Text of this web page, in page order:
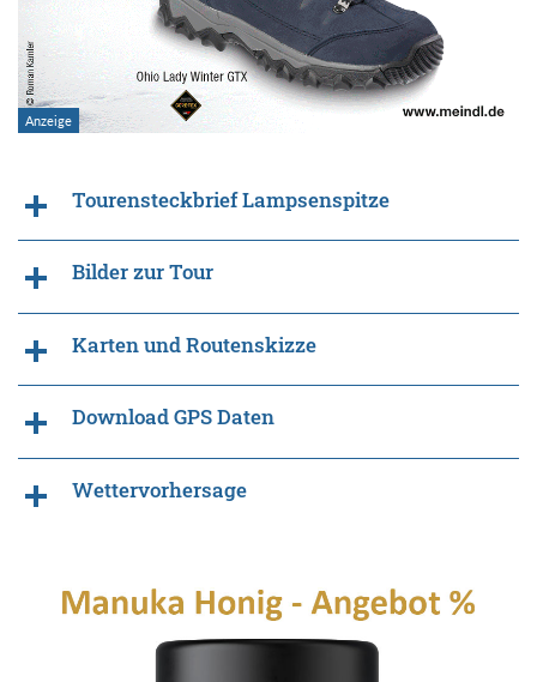
Tourensteckbrief Lampsenspitze
Bilder zur Tour
Karten und Routenskizze
Download GPS Daten
Wettervorhersage